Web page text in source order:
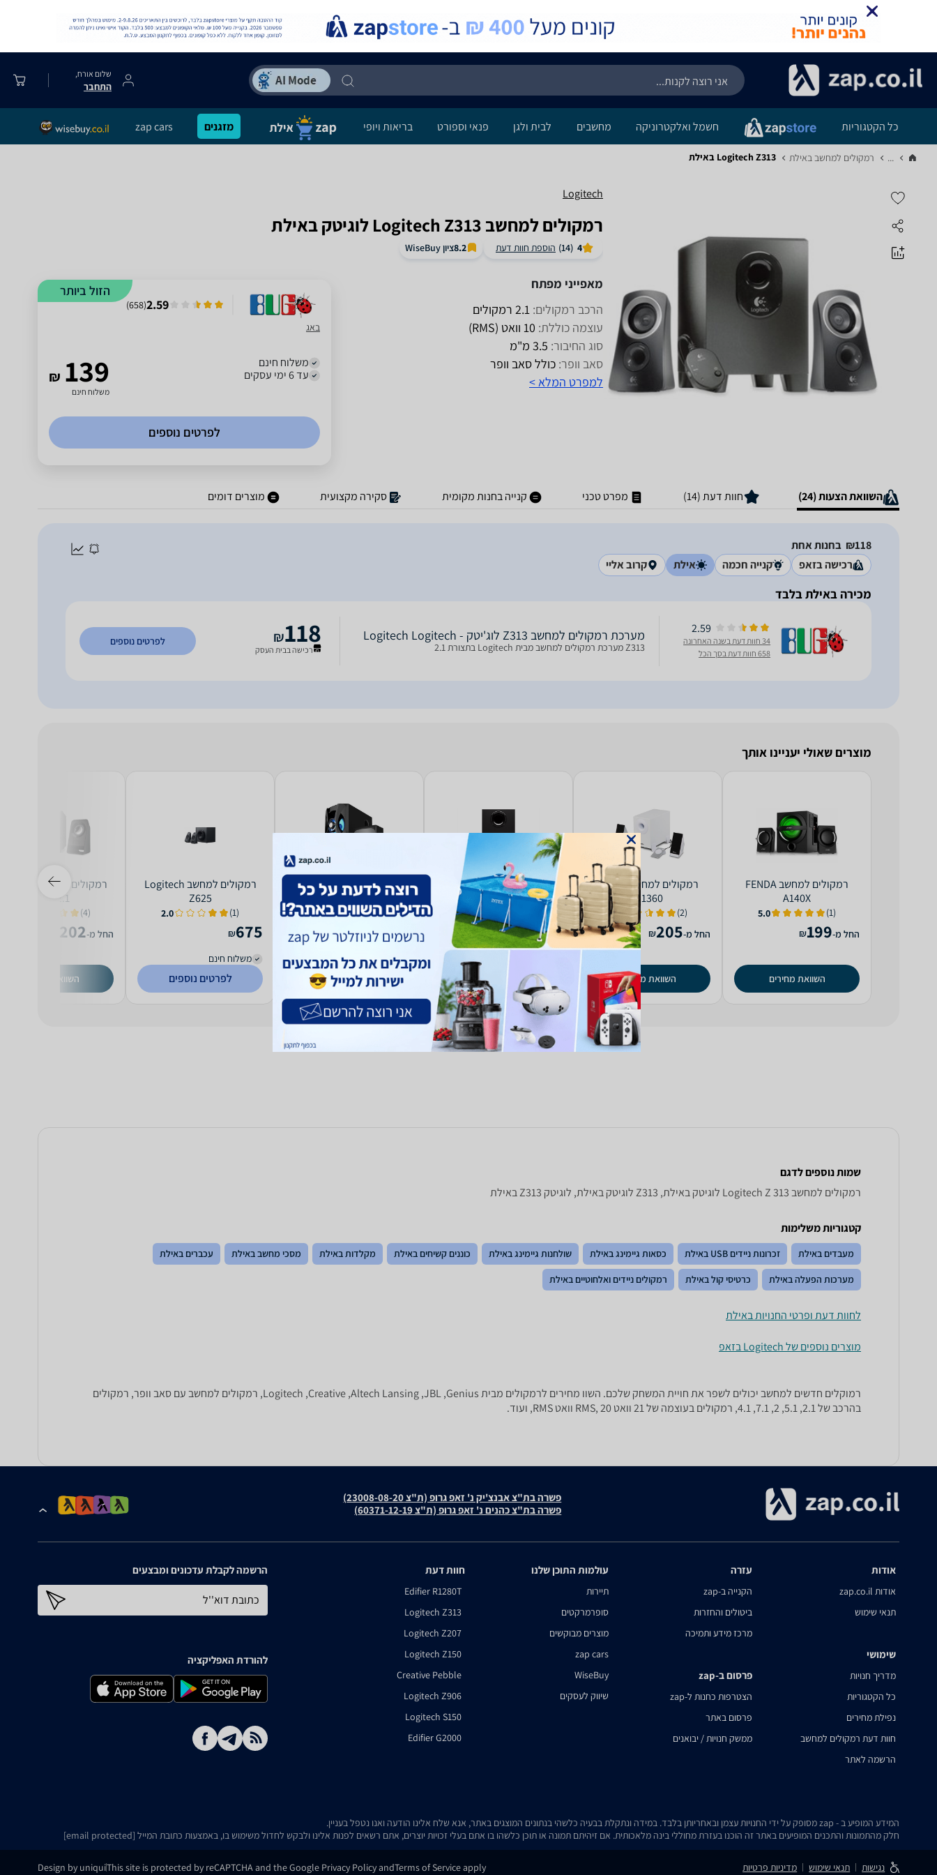
שלום אורח,
התחבר
כל הקטגוריות חשמל ואלקטרוניקה מחשבים לבית ולגן פנאי וספורט בריאות ויופי מזגנים zap cars
... רמקולים למחשב באילת‏ Logitech Z313 באילת
Logitech
רמקולים למחשב Logitech Z313 לוגיטק באילת
4
(14) הוספת חוות דעת 8.2ציון WiseBuy
מאפייני מפתח
הרכב רמקולים: 2.1 רמקולים
עוצמה כוללת: 10 וואט (RMS)
סוג החיבור: 3.5 מ"מ
סאב וופר: כולל סאב וופר
למפרט המלא >
הזול ביותר
2.59
(
658
)
באג
משלוח חינם
עד 6 ימי עסקים
₪ 139
משלוח חינם
לפרטים נוספים
השוואת הצעות (24) חוות דעת (14) מפרט טכני קנייה בחנות מקומית סקירה מקצועית מוצרים דומים
118‏₪
בחנות אחת
רכישה בזאפ
קנייה חכמה אילת קרוב אליי
מכירה באילת בלבד
2.59
34 חוות דעת בשנה האחרונה
658 חוות דעת בסך הכל
מערכת רמקולים למחשב Z313 לוג'יטק - Logitech Logitech
Z313 מערכת רמקולים למחשב מבית Logitech בתצורת 2.1 118
₪
רכישה בבית העסק
לפרטים נוספים
מוצרים שאולי יעניינו אותך
רמקולים למחשב FENDA
A140X
(1)
5.0
החל מ-199
₪
השוואת מחירים
רמקולים למחשב Edifier
M1360
(2)
2.5
החל מ-205
₪
השוואת מחירים
רמקולים למחשב Logitech
G560
החל מ-799
₪
השוואת מחירים
רמקולים למחשב Creative
SBS E2900
(10)
3.1
החל מ-293
₪
השוואת מחירים
רמקולים למחשב Logitech
Z625
(1)
2.0
675
₪
משלוח חינם
לפרטים נוספים
Z213 2.1
(4)
החל מ-202
השוואת מחירים
שמות נוספים לדגם
רמקולים למחשב Logitech Z 313 לוגיטק באילת, Z313 לוגיטק באילת, לוגיטק Z313 באילת
קטגוריות משלימות
מעבדים באילת זכרונות ניידים USB באילת כסאות גיימינג באילת שולחנות גיימינג באילת כוננים קשיחים באילת מקלדות באילת מסכי מחשב באילת עכברים באילת
מערכות הפעלה באילת כרטיסי קול באילת רמקולים ניידים ואלחוטיים באילת
לחוות דעת ופרטי החנויות באילת
מוצרים נוספים של Logitech בזאפ
רמוקלים חדשים למחשב יכולים לשפר את חויית המשחק שלכם. השוו מחירים לרמקולים מבית Logitech ,Creative ,Altech Lansing ,JBL ,Genius, רמקולים למחשב עם סאב וופר, רמקולים
בהרכב של 2.1, 5.1, 2, 7.1, 4.1, רמקולים בעוצמה של 21 וואט RMS, 20 וואט RMS, ועוד.
פשרה בת"צ אבנצ'יק נ' זאפ גרופ (ת"צ 23008-08-20)
פשרה בת"צ כהנים נ' זאפ גרופ (ת"צ 60371-12-19)
אודות
אודות zap.co.il
תנאי שימוש
שימושי
מדריך חנויות
כל הקטגוריות
נפילת מחירים
חוות דעת רמקולים למחשב
הרשמה לאתר
עזרה
הקנייה ב-zap
ביטולים והחזרות
מרכז מידע ותמיכה
פרסום ב-zap
הצטרפות כחנות ל-zap
פרסום באתר
ממשק חנויות / יבואנים
עולמות התוכן שלנו
תיירות
סופרמרקטים
מוצרים מבוקשים
zap cars
WiseBuy
שיווק לעסקים
חוות דעת
Edifier R1280T
Logitech Z313
Logitech Z207
Logitech Z150
Creative Pebble
Logitech Z906
Logitech S150
Edifier G2000
הרשמה לקבלת עדכונים ומבצעים
כתובת דוא''ל
להורדת האפליקציה
המידע המופיע ב - zap מסופק על ידי החנויות עצמן ובאחריותן בלבד. במידה ונתקלת בבעיה כלשהי בנתונים המוצגים באתר, אנא שלח אלינו הודעה ואנו נטפל בעניין.
חלק מהתמונות והתכנים המופיעים באתר זה הוכנו בעזרת מחוללי בינה מלאכותית. אם זיהיתם תמונה או תוכן כלשהו בו אתם בעלי זכויות יוצרים, אתם רשאים לפנות אלינו ולבקש לחדול משימוש בו, באמצעות כתובת המייל [email protected]
נגישות תנאי שימוש מדיניות פרטיות This site is protected by reCAPTCHA and the Google Privacy PolicyandTerms of Serviceapply
Design by uniqui